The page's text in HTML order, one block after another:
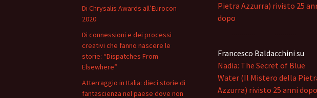
Di Chrysalis Awards all’Eurocon
2020
Di connessioni e dei processi
creativi che fanno nascere le
storie: “Dispatches From
Elsewhere”
Atterraggio in Italia: dieci storie di
fantascienza nel paese dove non
Pietra Azzurra) rivisto 25
dopo
Francesco Baldacchini su
Nadia: The Secret of Blue
Water (Il Mistero della
Azzurra) rivisto 25 anni dopo